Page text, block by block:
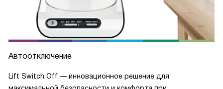
Автоотключение
Lift Switch Off — инновационное решение для